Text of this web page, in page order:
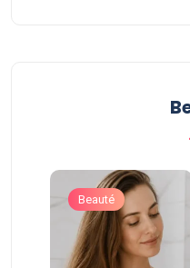
Beauté